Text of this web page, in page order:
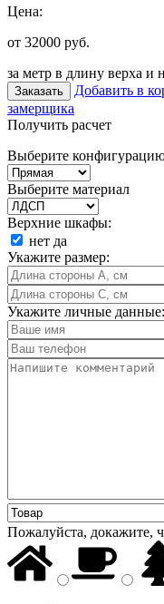
Цена:
от 32000 руб.
за метр в длину верха и
Заказать Добавить в
замерщика
Получить расчет
Выберите
Выберите материал
Верхние шкафы:
нет да
Укажите размер:
Укажите личные данные:
Пожалуйста, докажите,